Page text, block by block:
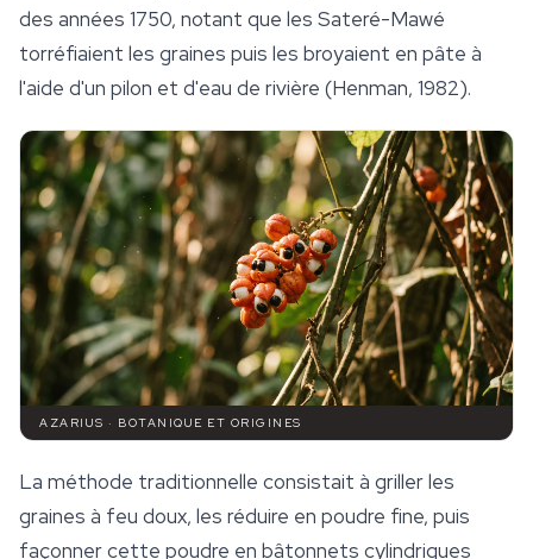
des années 1750, notant que les Sateré-Mawé
torréfiaient les graines puis les broyaient en pâte à
l'aide d'un pilon et d'eau de rivière (Henman, 1982).
AZARIUS · BOTANIQUE ET ORIGINES
La méthode traditionnelle consistait à griller les
graines à feu doux, les réduire en poudre fine, puis
façonner cette poudre en bâtonnets cylindriques